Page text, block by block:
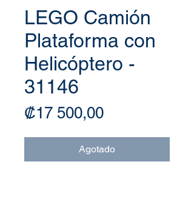
LEGO Camión
Plataforma con
Helicóptero -
31146
₡17 500,00Precio
Agotado